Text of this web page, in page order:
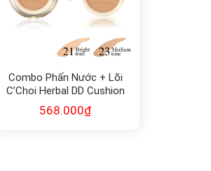
Combo Phấn Nước + Lõi
C’Choi Herbal DD Cushion
568.000₫